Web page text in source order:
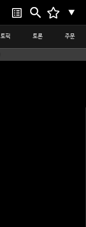
▼
토픽 토론 주문